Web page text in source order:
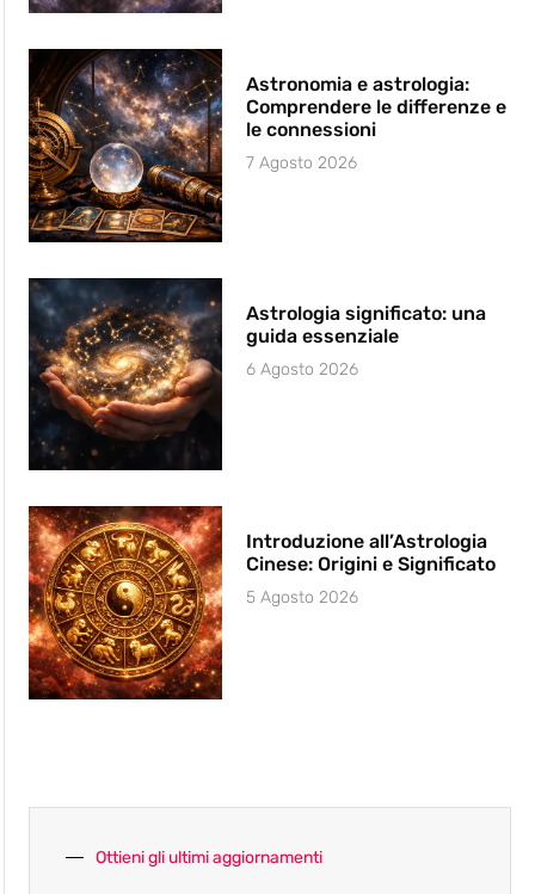
Astronomia e astrologia:
Comprendere le differenze e
le connessioni
7 Agosto 2026
Astrologia significato: una
guida essenziale
6 Agosto 2026
Introduzione all’Astrologia
Cinese: Origini e Significato
5 Agosto 2026
Ottieni gli ultimi aggiornamenti